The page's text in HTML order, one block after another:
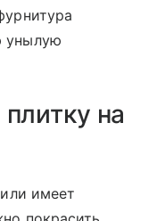
унылую
на
имеет